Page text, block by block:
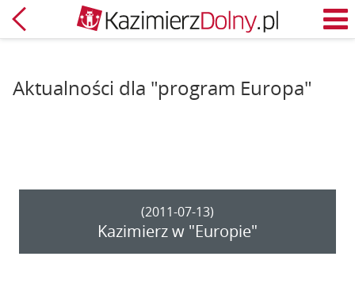
Powrót
Aktualności dla "program Europa"
(2011-07-13)
Kazimierz w "Europie"